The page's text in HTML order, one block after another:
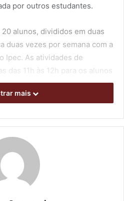
por outros estudantes.
alunos, divididos em duas
duas vezes por semana com a
Ipec. As atividades de
das 11h às 12h para os alunos
13h às 14h para as crianças
Essa iniciativa está
2.200 alunos de 37 escolas
já estão em andamento
de circo.
mais